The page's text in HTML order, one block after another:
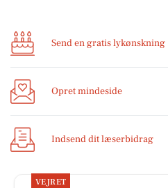
Send en gratis lykønskning
Opret mindeside
Indsend dit læserbidrag
VEJRET